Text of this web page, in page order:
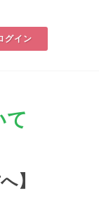
グイン
て
】